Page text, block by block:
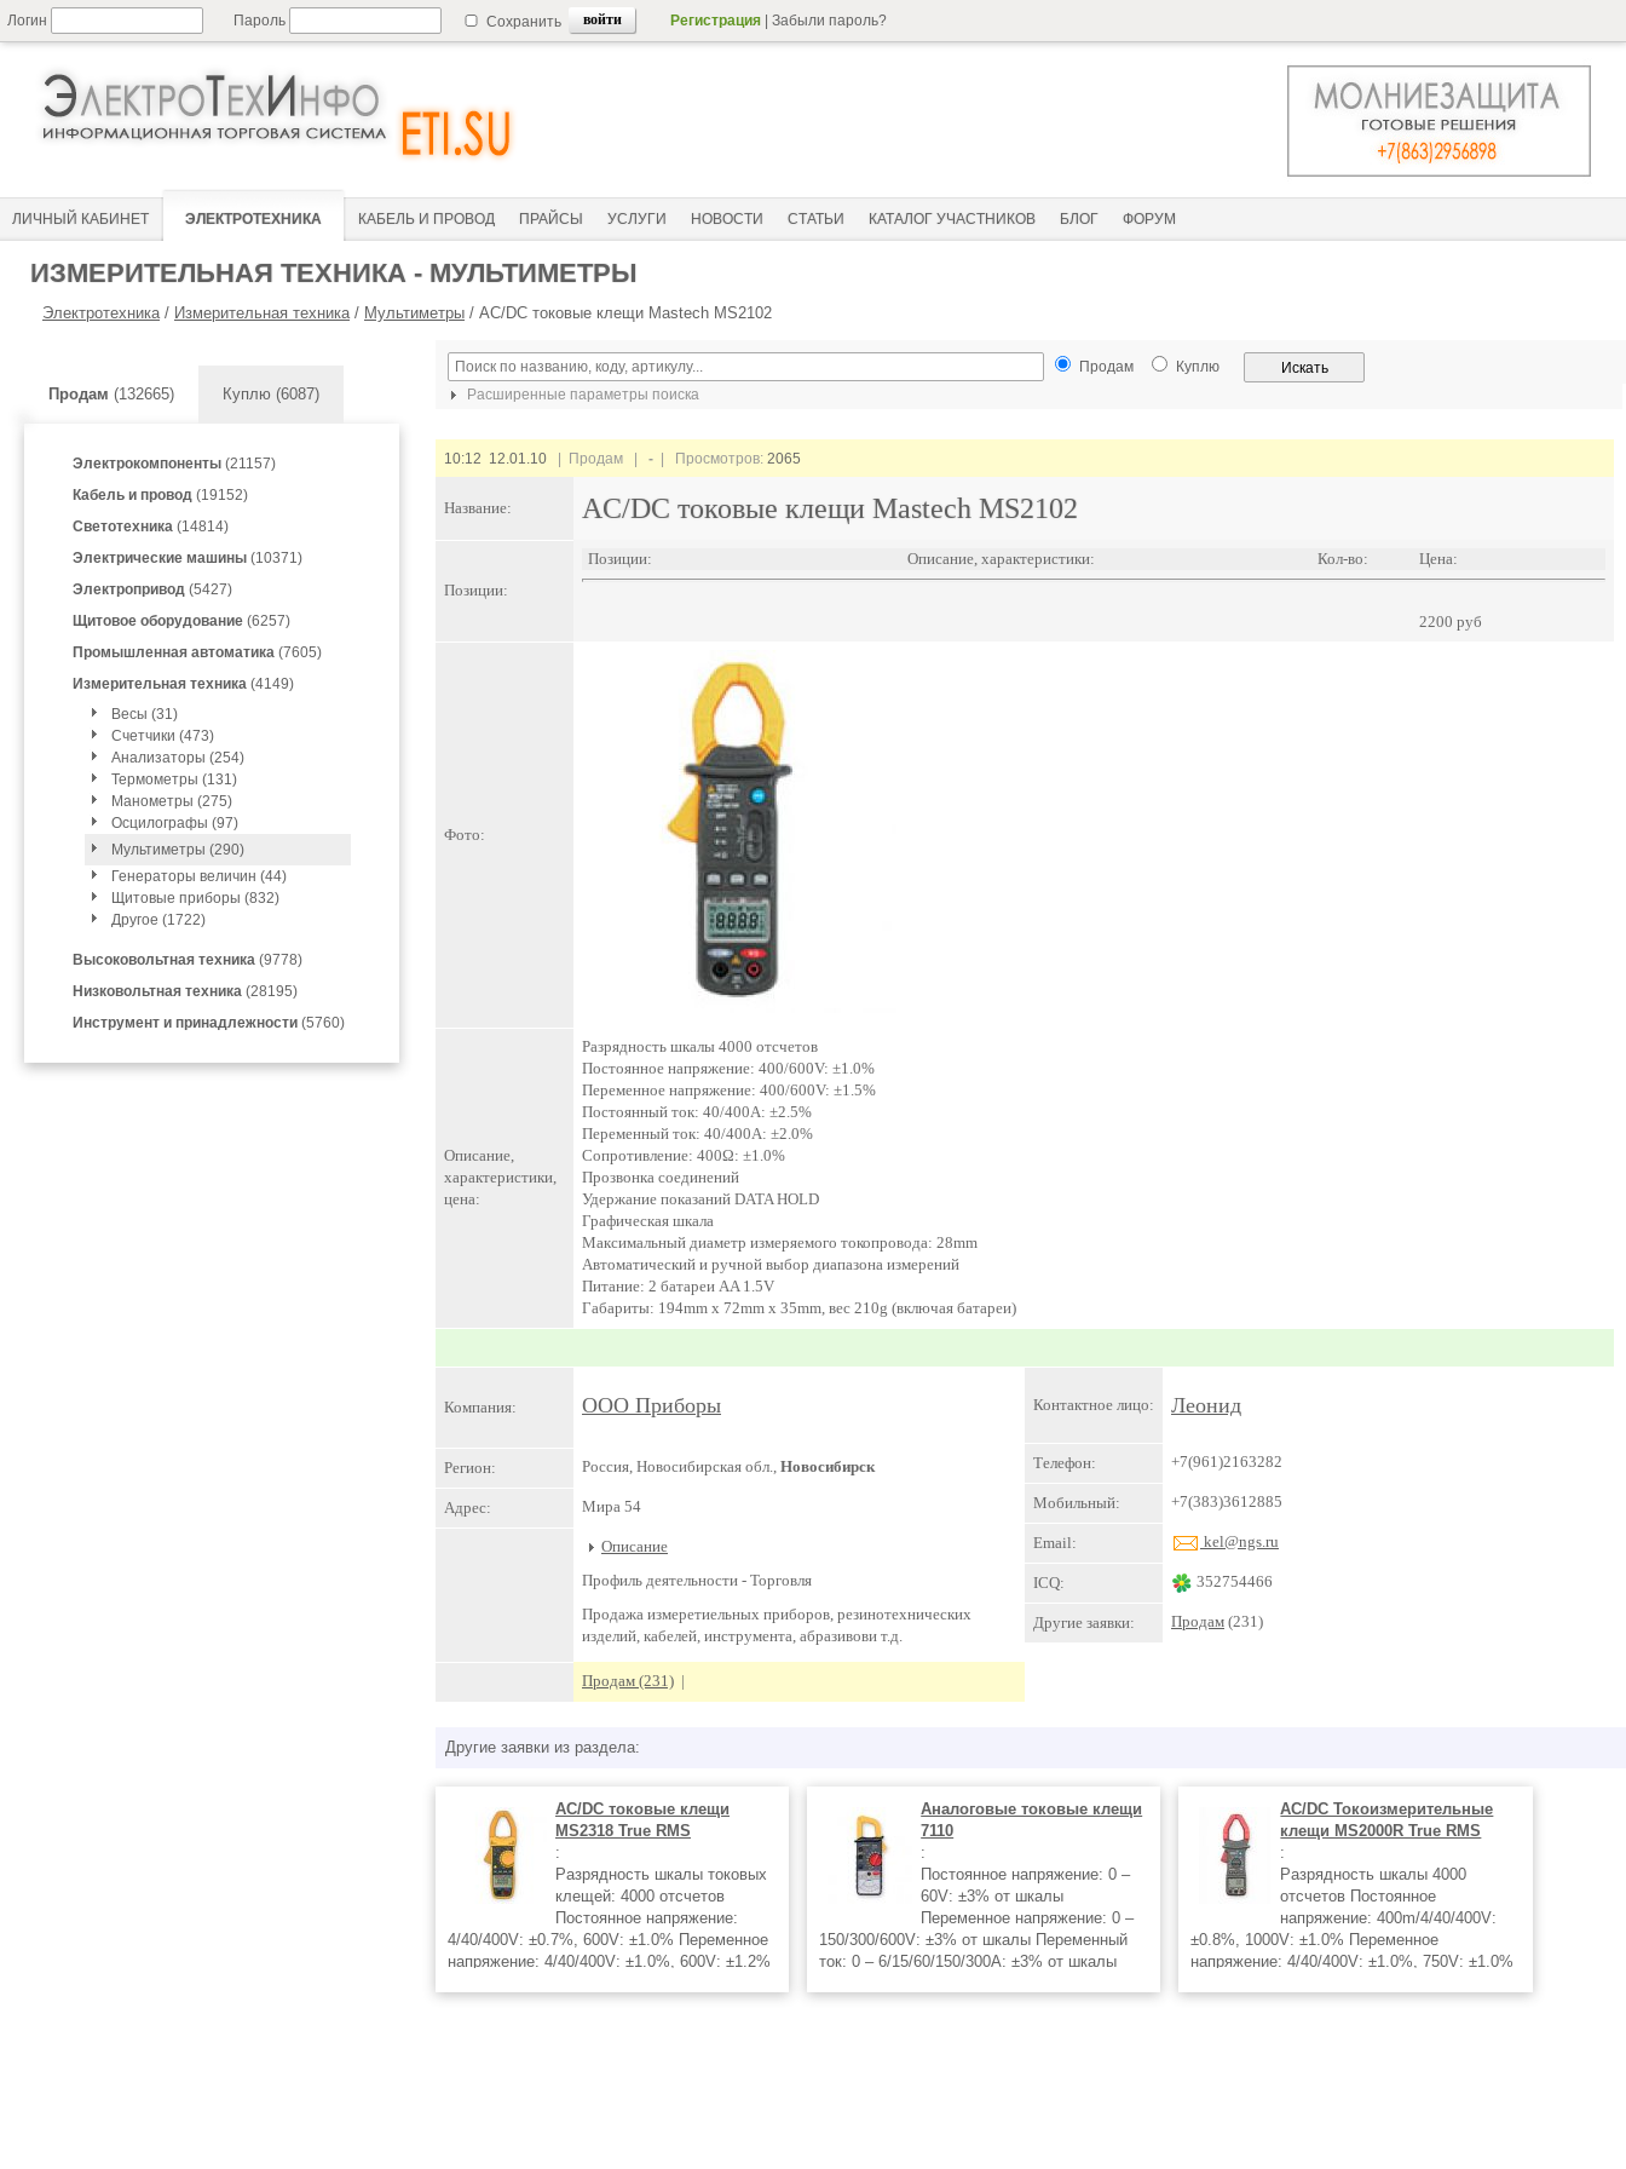
Логин Пароль Сохранить Регистрация Забыли пароль?
ЛИЧНЫЙ КАБИНЕТ ЭЛЕКТРОТЕХНИКА КАБЕЛЬ И ПРОВОД ПРАЙСЫ УСЛУГИ НОВОСТИ СТАТЬИ КАТАЛОГ УЧАСТНИКОВ БЛОГ ФОРУМ
ИЗМЕРИТЕЛЬНАЯ ТЕХНИКА - МУЛЬТИМЕТРЫ
Электротехника/ Измерительная техника/ Мультиметры / AC/DC токовые клещи Mastech MS2102
Продам (132665) Куплю (6087)
Электрокомпоненты (21157)
Кабель и провод (19152)
Светотехника (14814)
Электрические машины (10371)
Электропривод (5427)
Щитовое оборудование (6257)
Промышленная автоматика (7605)
Измерительная техника (4149)
Весы (31)
Счетчики (473)
Анализаторы (254)
Термометры (131)
Манометры (275)
Осцилографы (97)
Мультиметры (290)
Генераторы величин (44)
Щитовые приборы (832)
Другое (1722)
Высоковольтная техника (9778)
Низковольтная техника (28195)
Инструмент и принадлежности (5760)
Продам
Куплю
Расширенные параметры поиска
10:12 12.01.10 | Продам | - | Просмотров: 2065
Название: AC/DC токовые клещи Mastech MS2102
Позиции:
Позиции: Описание, характеристики: Кол-во: Цена:
2200 руб
Фото:
Описание,
характеристики,
цена:
Разрядность шкалы 4000 отсчетов
Постоянное напряжение: 400/600V: ±1.0%
Переменное напряжение: 400/600V: ±1.5%
Постоянный ток: 40/400A: ±2.5%
Переменный ток: 40/400A: ±2.0%
Сопротивление: 400Ω: ±1.0%
Прозвонка соединений
Удержание показаний DATA HOLD
Графическая шкала
Максимальный диаметр измеряемого токопровода: 28mm
Автоматический и ручной выбор диапазона измерений
Питание: 2 батареи AA 1.5V
Габариты: 194mm x 72mm x 35mm, вес 210g (включая батареи)
Компания: ООО Приборы
Регион: Россия, Новосибирская обл., Новосибирск
Адрес: Мира 54
Описание
Профиль деятельности - Торговля
Продажа измеретиельных приборов, резинотехнических
изделий, кабелей, инструмента, абразивови т.д.
Продам (231) |
Контактное лицо: Леонид
Телефон: +7(961)2163282
Мобильный: +7(383)3612885
Email: kel@ngs.ru
ICQ: 352754466
Другие заявки: Продам (231)
Другие заявки из раздела:
AC/DC токовые клещи
MS2318 True RMS
:
Разрядность шкалы токовых
клещей: 4000 отсчетов
Постоянное напряжение:
4/40/400V: ±0.7%, 600V: ±1.0% Переменное
напряжение: 4/40/400V: ±1.0%, 600V: ±1.2%
Аналоговые токовые клещи
7110
:
Постоянное напряжение: 0 –
60V: ±3% от шкалы
Переменное напряжение: 0 –
150/300/600V: ±3% от шкалы Переменный
ток: 0 – 6/15/60/150/300A: ±3% от шкалы
AC/DC Токоизмерительные
клещи MS2000R True RMS
:
Разрядность шкалы 4000
отсчетов Постоянное
напряжение: 400m/4/40/400V:
±0.8%, 1000V: ±1.0% Переменное
напряжение: 4/40/400V: ±1.0%, 750V: ±1.0%